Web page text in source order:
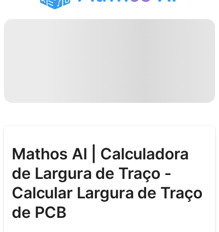
PDF
Mathos AI | Calculadora
de Largura de Traço -
Calcular Largura de Traço
de PCB